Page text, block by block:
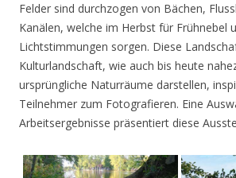
Felder sind durchzogen von Bächen,
Kanälen, welche im Herbst für Frühnebel
Lichtstimmungen sorgen. Diese
Kulturlandschaft, wie auch bis heute
ursprüngliche Naturräume darstellen,
Teilnehmer zum Fotografieren. Eine
Arbeitsergebnisse präsentiert diese